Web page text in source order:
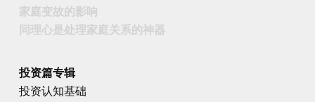
家庭变故的影响
同理心是处理家庭关系的神器
投资篇专辑
投资认知基础